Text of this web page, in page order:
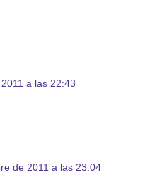
a las 22:43
de 2011 a las 23:04